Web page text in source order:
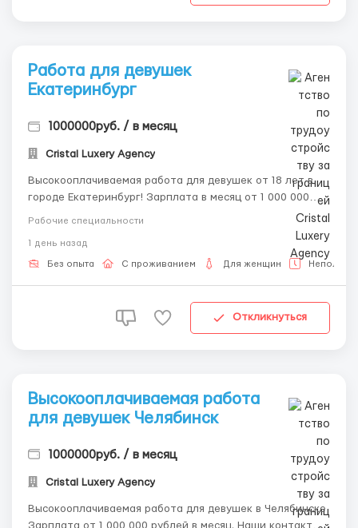
Работа для девушек
Eкaтepинбypг
1000000руб. / в месяц
Cristal Luxery Agency
Высокооплачиваемая работа для девушек от 18 лет в
городе Екатеринбург! Зарплата в месяц от 1 000 000
рублей. 📲💌 Наши контакты Telegram, WhatsApp sms 8-
звоните наш менеджер ответит тебе на все
интересующие тебя вопросы 24/7 и развеет твои
Рабочие специальности
1 день назад
Без опыта С проживанием Для женщин Неполная
Откликнуться
Высокооплачиваемая работа
для девушек Челябинcк
1000000руб. / в месяц
Cristal Luxery Agency
Высокооплачиваемая работа для девушек в Челябинске
Зарплата от 1 000 000 рублей в месяц. Наши контакты: